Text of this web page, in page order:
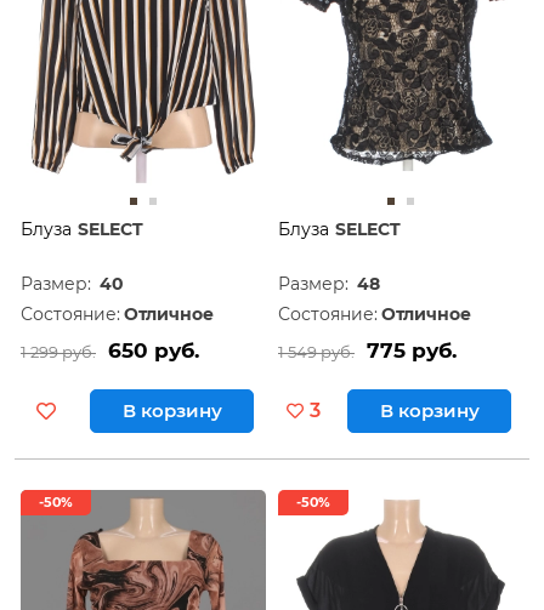
Блуза SELECT
Размер: 40
Состояние: Отличное
1 299 руб. 650 руб.
В корзину
Блуза SELECT
Размер: 48
Состояние: Отличное
1 549 руб. 775 руб.
3 В корзину
-50% -50%